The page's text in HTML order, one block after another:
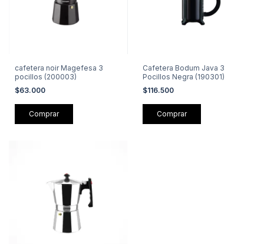
cafetera noir Magefesa 3
pocillos (200003)
$63.000
Cafetera Bodum Java 3
Pocillos Negra (190301)
$116.500